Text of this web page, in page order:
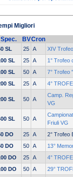
Migliori
Spec.
BVCron
SL 25 A XIV
SL
25 A 1° Trofeo
SL
50 A 7° Trofeo
SL
25 A 4°
SL 50 A
Camp.
VG
SL 50 A
Friuli VG
DO 25 A 2° Trofeo
DO
50 A 13°
DO
25 A 4°
DO
50 A 29°